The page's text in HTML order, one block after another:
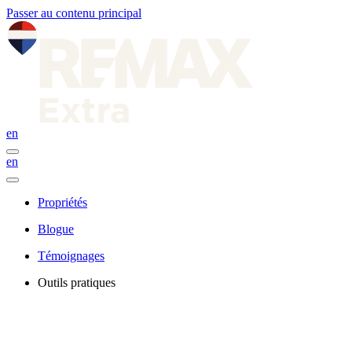
Passer au contenu principal
en
en
Propriétés
Blogue
Témoignages
Outils pratiques